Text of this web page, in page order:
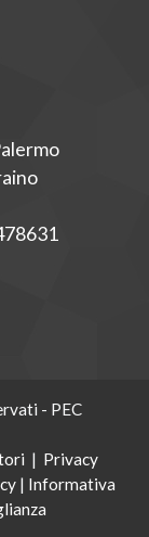
- PEC
| Privacy
| Informativa